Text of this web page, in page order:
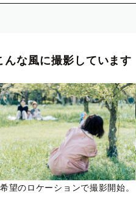
んな風に撮影しています
望のロケーションで撮影開始。